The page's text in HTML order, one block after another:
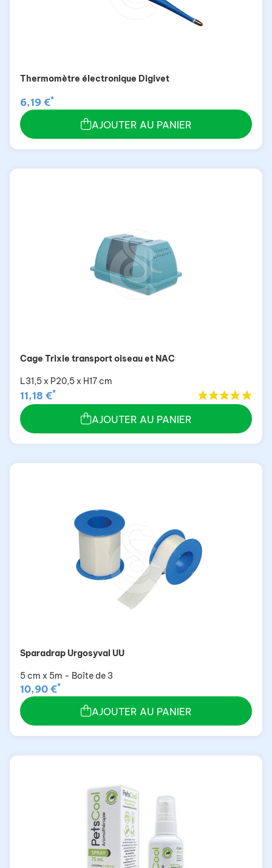
Thermomètre électronique Digivet
6,19 €*
AJOUTER AU PANIER
Cage Trixie transport oiseau et NAC
L31,5 x P20,5 x H17 cm
11,18 €*
AJOUTER AU PANIER
Sparadrap Urgosyval UU
5 cm x 5m - Boîte de 3
10,90 €*
AJOUTER AU PANIER